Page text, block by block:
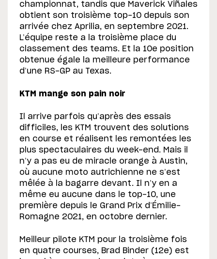
championnat, tandis que Maverick Viñales
obtient son troisième top-10 depuis son
arrivée chez Aprilia, en septembre 2021.
L’équipe reste a la troisième place du
classement des teams. Et la 10e position
obtenue égale la meilleure performance
d’une RS-GP au Texas.
KTM mange son pain noir
Il arrive parfois qu’après des essais
difficiles, les KTM trouvent des solutions
en course et réalisent les remontées les
plus spectaculaires du week-end. Mais il
n’y a pas eu de miracle orange à Austin,
où aucune moto autrichienne ne s’est
mêlée à la bagarre devant. Il n’y en a
même eu aucune dans le top-10, une
première depuis le Grand Prix d’Émilie-
Romagne 2021, en octobre dernier.
Meilleur pilote KTM pour la troisième fois
en quatre courses, Brad Binder (12e) est